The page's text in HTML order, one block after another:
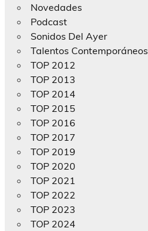
Novedades
Podcast
Sonidos Del Ayer
Talentos Contemporáneos
TOP 2012
TOP 2013
TOP 2014
TOP 2015
TOP 2016
TOP 2017
TOP 2019
TOP 2020
TOP 2021
TOP 2022
TOP 2023
TOP 2024